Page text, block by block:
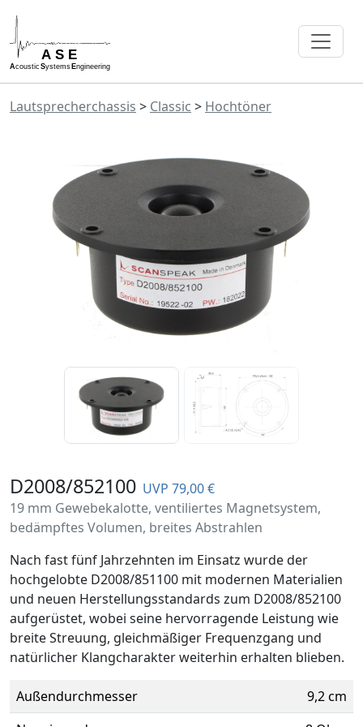
Lautsprecherchassis > Classic > Hochtöner
D2008/852100 UVP 79,00 €
19 mm Gewebekalotte, ventiliertes Magnetsystem,
bedämpftes Volumen, breites Abstrahlen
Nach fast fünf Jahrzehnten im Einsatz wurde der
hochgelobte D2008/851100 mit modernen Materialien
und neuen Herstellungsstandards zum D2008/852100
aufgerüstet, wobei seine hervorragende Leistung wie
breite Streuung, gleichmäßiger Frequenzgang und
natürlicher Klangcharakter weiterhin erhalten blieben.
Außendurchmesser
9,2 cm